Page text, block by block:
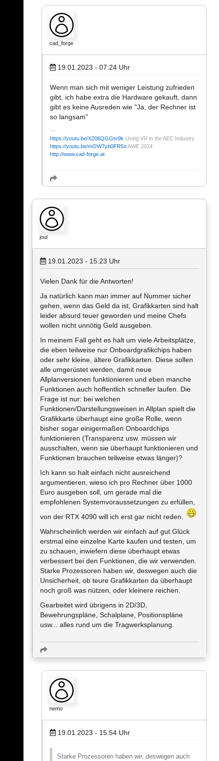
cad_forge
19.01.2023 - 07:24 Uhr
Wenn man sich mit weniger Leistung zufrieden
gibt, ich habe extra die Hardware gekauft, dann
gibt es keine Ausreden wie "Ja, der Rechner ist
so langsam"
https://youtu.be/X206QGGtv9k Using VR in the AEC Industry
https://youtu.be/mOW7yb0FR5oAWE 2024
http://www.cad-forge.at
joul
19.01.2023 - 15:23 Uhr
Vielen Dank für die Antworten!
Ja natürlich kann man immer auf Nummer sicher
gehen, wenn das Geld da ist, Grafikkarten sind halt
leider absurd teuer geworden und meine Chefs
wollen nicht unnötig Geld ausgeben.
In meinem Fall geht es halt um viele Arbeitsplätze,
die eben teilweise nur Onboardgrafikchips haben
oder sehr kleine, ältere Grafikkarten. Diese sollen
alle umgerüstet werden, damit neue
Allplanversionen funktionieren und eben manche
Funktionen auch hoffentlich schneller laufen. Die
Frage ist nur: bei welchen
Funktionen/Darstellungsweisen in Allplan spielt die
Grafikkarte überhaupt eine große Rolle, wenn
bisher sogar einigermaßen Onboardchips
funktionieren (Transparenz usw. müssen wir
ausschalten, wenn sie überhaupt funktionieren und
Funktionen brauchen teilweise etwas länger)?
Ich kann so halt einfach nicht ausreichend
argumentieren, wieso ich pro Rechner über 1000
Euro ausgeben soll, um gerade mal die
empfohlenen Systemvoraussetzungen zu erfüllen,
von der RTX 4090 will ich erst gar nicht reden.
Wahrscheinlich werden wir einfach auf gut Glück
erstmal eine einzelne Karte kaufen und testen, um
zu schauen, inwiefern diese überhaupt etwas
verbessert bei den Funktionen, die wir verwenden.
Starke Prozessoren haben wir, deswegen auch die
Unsicherheit, ob teure Grafikkarten da überhaupt
noch groß was nützen, oder kleinere reichen.
Gearbeitet wird übrigens in 2D/3D,
Bewehrungspläne, Schalplane, Positionspläne
usw... alles rund um die Tragwerksplanung.
nemo
19.01.2023 - 15:54 Uhr
Starke Prozessoren haben wir, deswegen auch